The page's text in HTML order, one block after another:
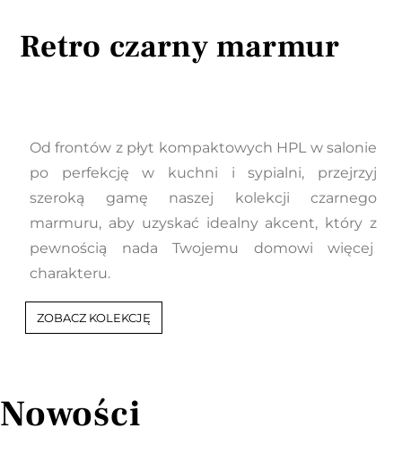
Retro czarny marmur
Od frontów z płyt kompaktowych HPL w salonie
po perfekcję w kuchni i sypialni, przejrzyj
szeroką gamę naszej kolekcji czarnego
marmuru, aby uzyskać idealny akcent, który z
pewnością nada Twojemu domowi więcej
charakteru.
ZOBACZ KOLEKCJĘ
Nowości